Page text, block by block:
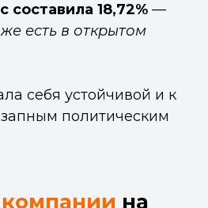
составила 18,72% —
есть в открытом
себя устойчивой и к
политическим
на